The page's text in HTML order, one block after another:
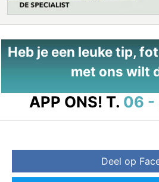
Heb je een leuke tip,
met ons wilt
APP ONS! T. 06 -
Deel op